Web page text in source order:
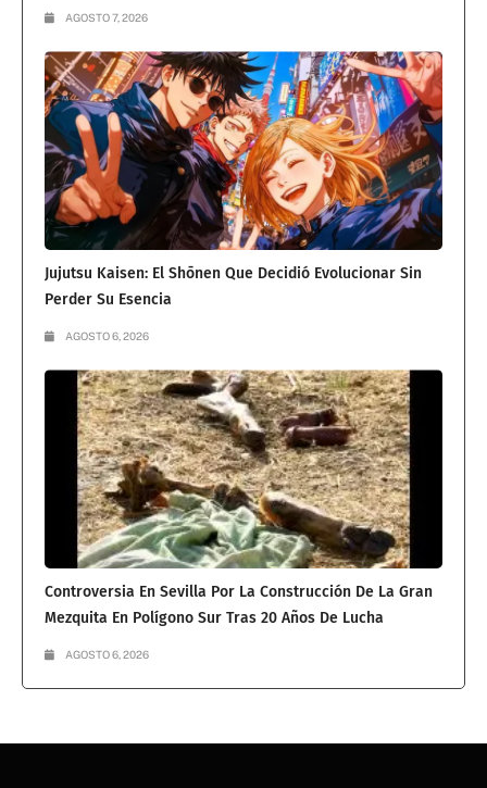
AGOSTO 7, 2026
Jujutsu Kaisen: El Shōnen Que Decidió Evolucionar Sin
Perder Su Esencia
AGOSTO 6, 2026
Controversia En Sevilla Por La Construcción De La Gran
Mezquita En Polígono Sur Tras 20 Años De Lucha
AGOSTO 6, 2026